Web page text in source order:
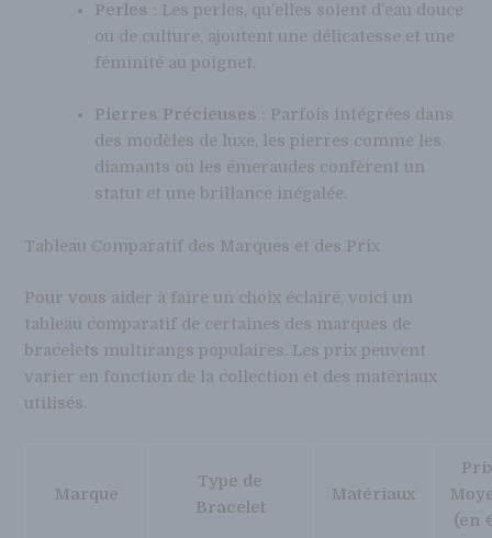
Perles : Les perles, qu’elles soient d’eau douce
ou de culture, ajoutent une délicatesse et une
féminité au poignet.
Pierres Précieuses : Parfois intégrées dans
des modèles de luxe, les pierres comme les
diamants ou les émeraudes confèrent un
statut et une brillance inégalée.
Tableau Comparatif des Marques et des Prix
Pour vous aider à faire un choix éclairé, voici un
tableau comparatif de certaines des marques de
bracelets multirangs populaires. Les prix peuvent
varier en fonction de la collection et des matériaux
utilisés.
Marque
Type de
Bracelet
Matériaux
(en